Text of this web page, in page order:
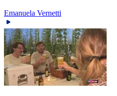
Emanuela Vernetti